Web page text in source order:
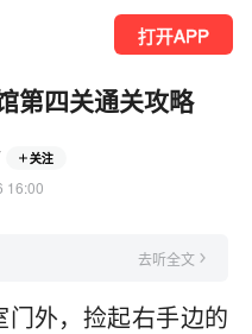
打开APP
第四关通关攻略
关注
16:00
去听全文
外，捡起右手边的